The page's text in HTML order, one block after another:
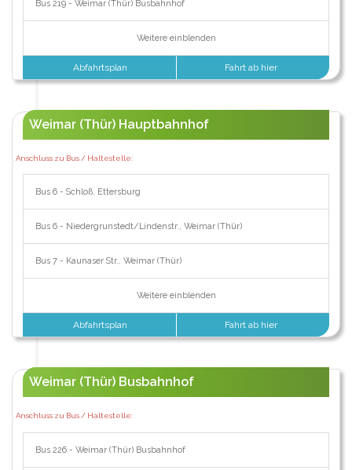
Bus 219 - Weimar (Thür) Busbahnhof
Weitere einblenden
Abfahrtsplan Fahrt ab hier
Weimar (Thür) Hauptbahnhof
Anschluss zu Bus / Haltestelle:
Bus 6 - Schloß, Ettersburg
Bus 6 - Niedergrunstedt/Lindenstr., Weimar (Thür)
Bus 7 - Kaunaser Str., Weimar (Thür)
Weitere einblenden
Abfahrtsplan Fahrt ab hier
Weimar (Thür) Busbahnhof
Anschluss zu Bus / Haltestelle:
Bus 226 - Weimar (Thür) Busbahnhof